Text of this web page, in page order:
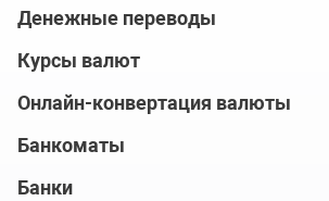
Денежные переводы
Курсы валют
Онлайн-конвертация валюты
Банкоматы
Банки